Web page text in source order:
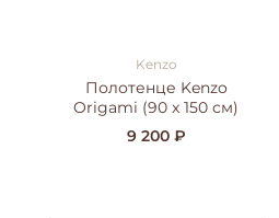
Kenzo
Полотенце Kenzo
Origami (90 x 150 см)
9 200 ₽